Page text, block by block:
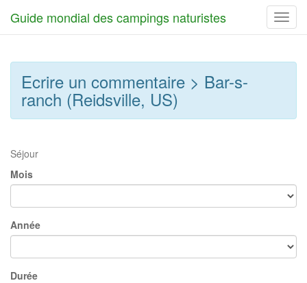
Guide mondial des campings naturistes
Ecrire un commentaire > Bar-s-
ranch (Reidsville, US)
Séjour
Mois
Année
Durée